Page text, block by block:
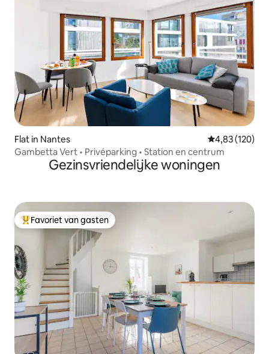
Flat in Nantes Gemiddelde
4,83 (120)
Gambetta Vert • Privéparking • Station en centrum
Gezinsvriendelijke woningen
Topfavoriet van gasten
Favoriet van gasten